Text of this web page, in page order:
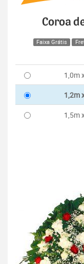
Coroa
Faixa Grátis
1,0m
1,2m
1,5m